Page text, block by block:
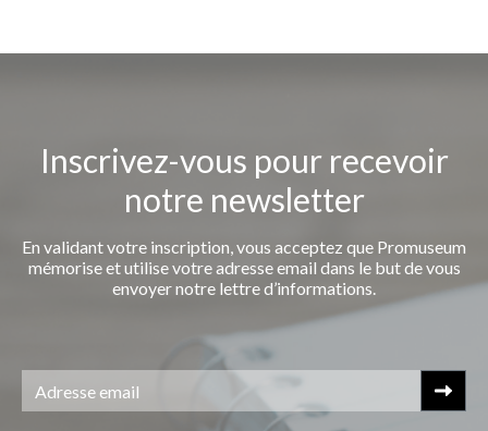
Inscrivez-vous pour recevoir
notre newsletter
En validant votre inscription, vous acceptez que Promuseum
mémorise et utilise votre adresse email dans le but de vous
envoyer notre lettre d’informations.